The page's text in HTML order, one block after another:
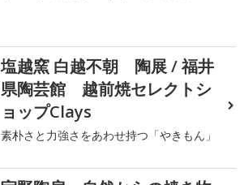
塩越窯 白越不朝 陶展 / 福井
県陶芸館 越前焼セレクトシ
ョップClays
素朴さと力強さをあわせ持つ「やきもん」